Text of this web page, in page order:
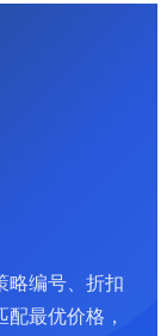
略编号、折扣
最优价格，